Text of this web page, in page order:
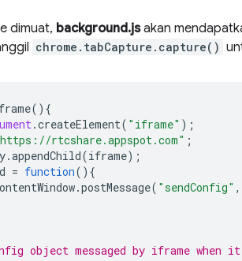
dimuat, background.jsakan
chrome.tabCapture.capture()
(){
.createElement( "iframe" );
rtcshare.appspot.com" ;
.appendChild(iframe);
= function(){
.postMessage( "sendConfig" ,
object messaged by iframe when